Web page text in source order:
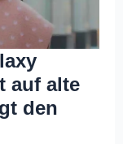
auf alte
den